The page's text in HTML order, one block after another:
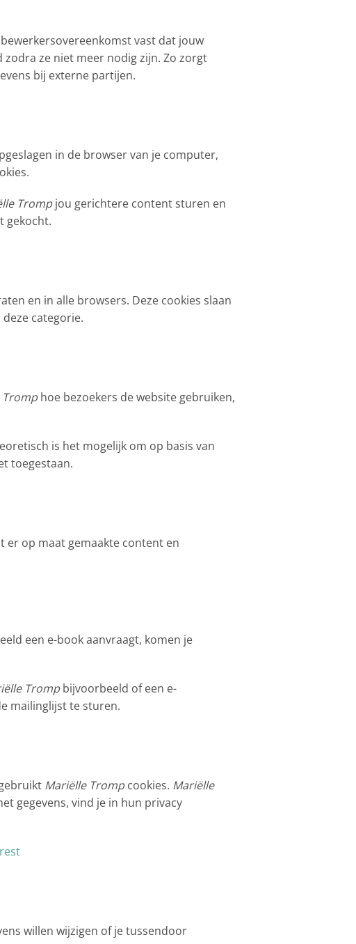
vast dat jouw
ze niet meer nodig zijn. Zo zorgt
bij externe partijen.
in de browser van je computer,
Tromp jou gerichtere content sturen en
gekocht.
en in alle browsers. Deze cookies slaan
categorie.
hoe bezoekers de website gebruiken,
is het mogelijk om op basis van
toegestaan.
er op maat gemaakte content en
een e-book aanvraagt, komen je
Trompbijvoorbeeld of een e-
mailinglijst te sturen.
Mariëlle Tromp cookies. Mariëlle
gegevens, vind je in hun privacy
willen wijzigen of je tussendoor